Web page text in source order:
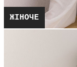
ЖІНОЧЕ